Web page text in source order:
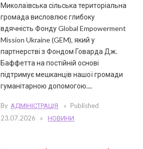
Миколаївська сільська територіальна
громада висловлює глибоку
вдячність Фонду Global Empowerment
Mission Ukraine (GEM), який у
партнерстві з Фондом Говарда Дж.
Баффетта на постійній основі
підтримує мешканців нашої громади
гуманітарною допомогою....
By АДМІНІСТРАЦІЯ
Published
23.07.2026
НОВИНИ